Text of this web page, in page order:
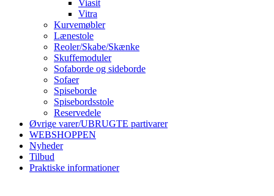
Viasit
Vitra
Kurvemøbler
Lænestole
Reoler/Skabe/Skænke
Skuffemoduler
Sofaborde og sideborde
Sofaer
Spiseborde
Spisebordsstole
Reservedele
Øvrige varer/UBRUGTE partivarer
WEBSHOPPEN
Nyheder
Tilbud
Praktiske informationer